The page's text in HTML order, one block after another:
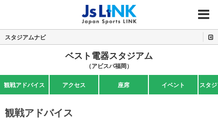
MENU
スタジアムナビ
ベスト電器スタジアム
（アビスパ福岡）
観戦アドバイス アクセス 座席 イベント スタ
観戦アドバイス